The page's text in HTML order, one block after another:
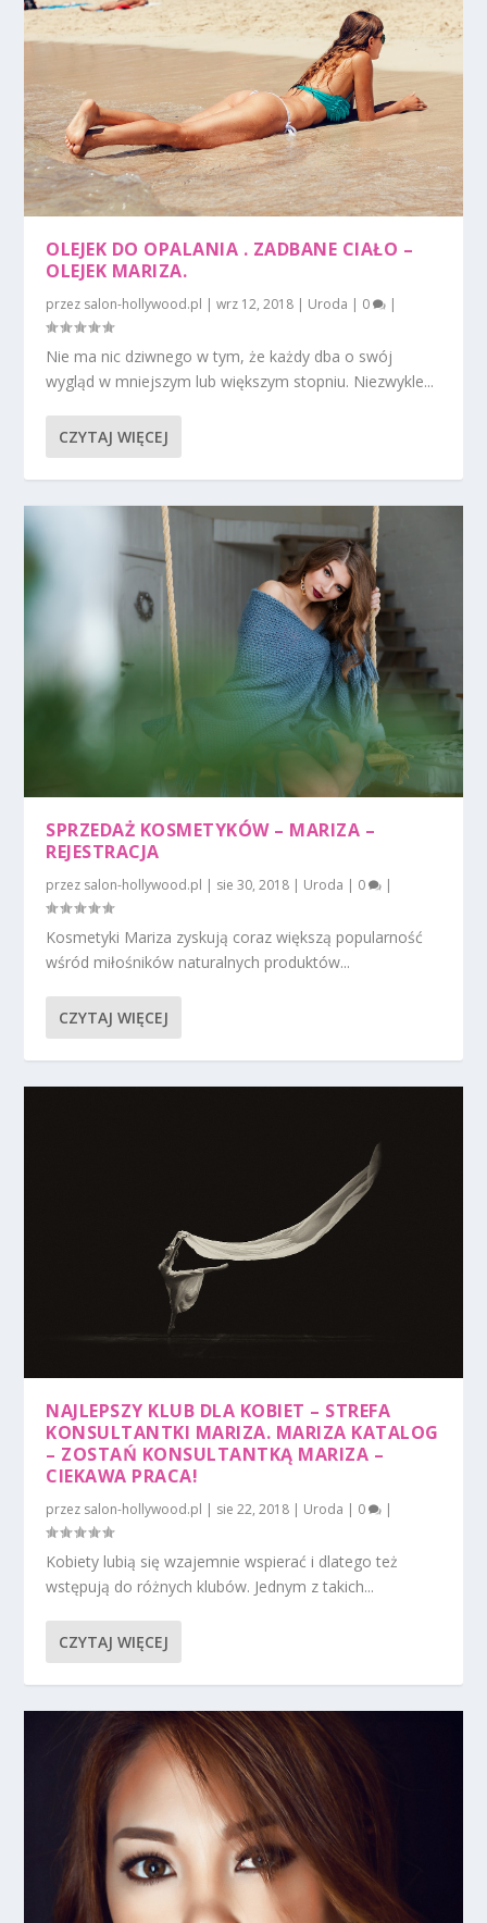
OLEJEK DO OPALANIA . ZADBANE CIAŁO –
OLEJEK MARIZA.
przez salon-hollywood.pl |wrz 12, 2018 | Uroda | 0 |
Nie ma nic dziwnego w tym, że każdy dba o swój
wygląd w mniejszym lub większym stopniu. Niezwykle...
CZYTAJ WIĘCEJ
SPRZEDAŻ KOSMETYKÓW – MARIZA –
REJESTRACJA
przez salon-hollywood.pl | sie 30, 2018 | Uroda | 0 |
Kosmetyki Mariza zyskują coraz większą popularność
wśród miłośników naturalnych produktów...
CZYTAJ WIĘCEJ
NAJLEPSZY KLUB DLA KOBIET – STREFA
KONSULTANTKI MARIZA. MARIZA KATALOG
– ZOSTAŃ KONSULTANTKĄ MARIZA –
CIEKAWA PRACA!
przez salon-hollywood.pl | sie 22, 2018 | Uroda | 0 |
Kobiety lubią się wzajemnie wspierać i dlatego też
wstępują do różnych klubów. Jednym z takich...
CZYTAJ WIĘCEJ